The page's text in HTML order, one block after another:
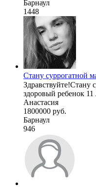
Барнаул
1448
Стану суррогатной
Здравствуйте!Стану
здоровый ребенок 11
Анастасия
1800000 руб.
Барнаул
946